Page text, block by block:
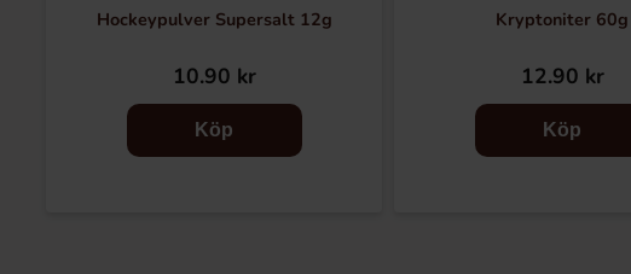
Hockeypulver Supersalt 12g
10.90 kr
Köp
Kryptoniter 60g
12.90 kr
Köp